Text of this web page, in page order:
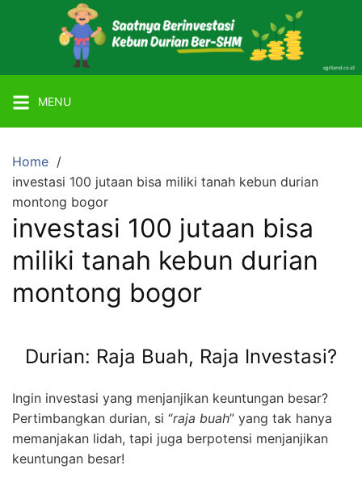
Agriland
Lahan
Kebun
Ber-
SHM
dengan
Tanaman
atau
Alpukat
MENU
Home
investasi 100 jutaan bisa miliki tanah kebun durian
montong bogor
investasi 100 jutaan bisa
miliki tanah kebun durian
montong bogor
Durian: Raja Buah, Raja Investasi?
Ingin investasi yang menjanjikan keuntungan besar?
Pertimbangkan durian, si “raja buah” yang tak hanya
memanjakan lidah, tapi juga berpotensi menjanjikan
keuntungan besar!